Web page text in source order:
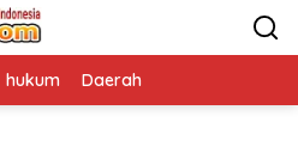
hukum Daerah